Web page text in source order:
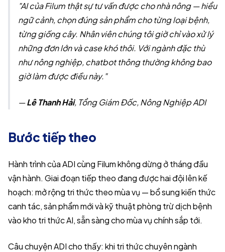
"AI của Filum thật sự tư vấn được cho nhà nông — hiểu
ngữ cảnh, chọn đúng sản phẩm cho từng loại bệnh,
từng giống cây. Nhân viên chúng tôi giờ chỉ vào xử lý
những đơn lớn và case khó thôi. Với ngành đặc thù
như nông nghiệp, chatbot thông thường không bao
giờ làm được điều này."
—Lê Thanh Hải, Tổng Giám Đốc, Nông Nghiệp ADI
Bước tiếp theo
Hành trình của ADI cùng Filum không dừng ở tháng đầu
vận hành. Giai đoạn tiếp theo đang được hai đội lên kế
hoạch: mở rộng tri thức theo mùa vụ — bổ sung kiến thức
canh tác, sản phẩm mới và kỹ thuật phòng trừ dịch bệnh
vào kho tri thức AI, sẵn sàng cho mùa vụ chính sắp tới.
Câu chuyện ADI cho thấy: khi tri thức chuyên ngành